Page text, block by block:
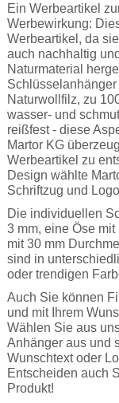
Ein Werbeartikel
Werbewirkung:
Werbeartikel, da
auch nachhaltig
Naturmaterial
Naturwollfilz, zu
wasser- und
reißfest - diese
Martor KG
Werbeartikel zu
Design wählte
Schriftzug und
Die individuellen
3 mm, eine Öse
mit 30 mm
sind in
oder trendigen
Auch Sie können
und mit Ihrem
Wählen Sie aus
Anhänger aus und
Wunschtext oder
Entscheiden auch
Produkt!